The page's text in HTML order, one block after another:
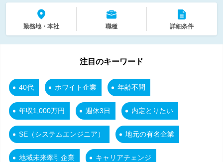
勤務地・本社 職種 詳細条件
注目のキーワード
40代 ホワイト企業 年齢不問
年収1,000万円 週休3日 内定とりたい
SE（システムエンジニア） 地元の有名企業
地域未来牽引企業 キャリアチェンジ